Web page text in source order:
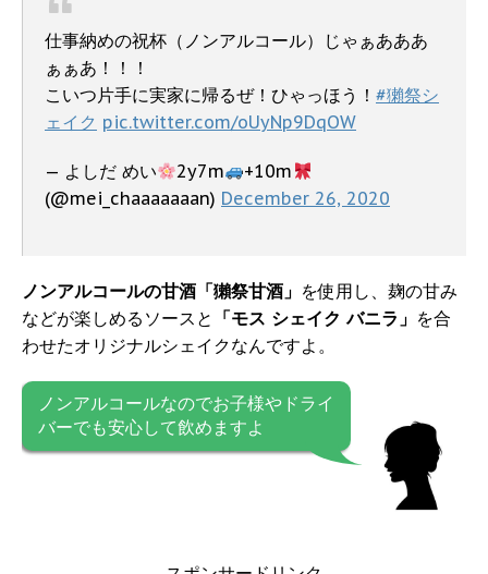
仕事納めの祝杯（ノンアルコール）じゃぁあああ
ぁぁあ！！！
こいつ片手に実家に帰るぜ！ひゃっほう！ #獺祭シ
ェイク pic.twitter.com/oUyNp9DqOW
— よしだ めい 2y7m
+10m
(@mei_chaaaaaaan) December 26, 2020
ノンアルコールの甘酒「獺祭甘酒」 を使用し、麹の甘み
などが楽しめるソースと 「モス シェイク バニラ」 を合
わせたオリジナルシェイクなんですよ。
ノンアルコールなのでお子様やドライ
バーでも安心して飲めますよ